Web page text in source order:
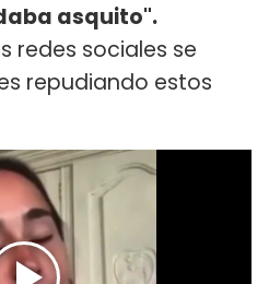
asquito".
redes sociales se
repudiando estos